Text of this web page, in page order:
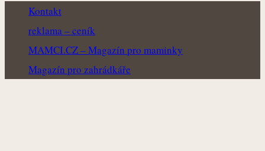
Kontakt
reklama – ceník
MAMCI.CZ – Magazín pro maminky
Magazín pro zahrádkáře